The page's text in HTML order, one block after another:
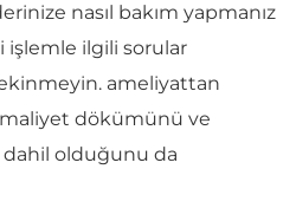
nasıl bakım yapmanız
ilgili sorular
ameliyattan
maliyet dökümünü ve
olduğunu da